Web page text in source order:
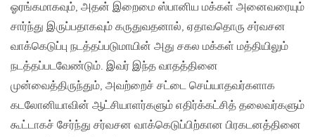
ஓரங்கமாகவும், அதன் இறைமை ஸ்பானிய மக்கள் அனைவரையும்
சார்ந்து இருப்பதாகவும் கருதுவதனால், ஏதாவதொரு சர்வசன
வாக்கெடுப்பு நடத்தப்படுமாயின் அது சகல மக்கள் மத்தியிலும்
நடத்தப்படவேண்டும். இவர் இந்த வாதத்தினை
முன்வைத்திருந்தும், அவற்றைச் சட்டை செய்யாதவர்களாக
கடலோனியாவின் ஆட்சியாளர்களும் எதிர்க்கட்சித் தலைவர்களும்
கூட்டாகச் சேர்ந்து சர்வசன வாக்கெடுப்பிற்கான பிரகடனத்தினை